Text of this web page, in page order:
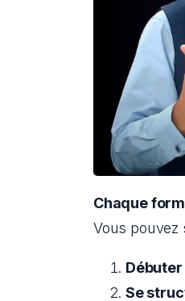
Chaque
Vous pouvez
Se